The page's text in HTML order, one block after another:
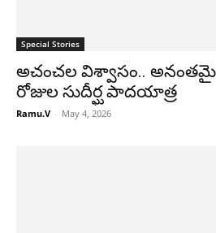
Special Stories
అచంచల విశ్వాసం..
రోజుల సుదీర్ఘ పాదయాత్ర
Ramu.V - May 4, 2026